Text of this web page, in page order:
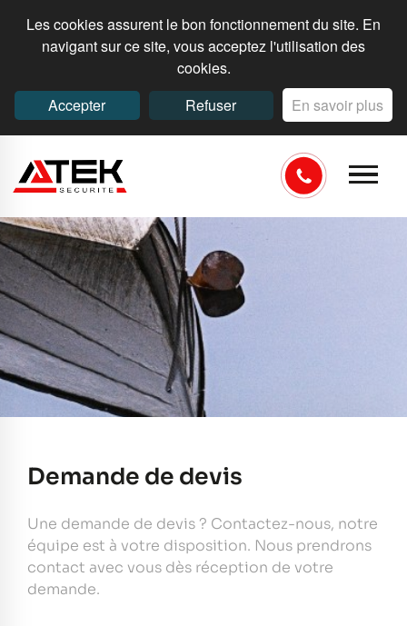
Les cookies assurent le bon fonctionnement du site. En
navigant sur ce site, vous acceptez l'utilisation des
cookies.
Accepter
Refuser En savoir plus
Demande de devis
Une demande de devis ? Contactez-nous, notre
équipe est à votre disposition. Nous prendrons
contact avec vous dès réception de votre
demande.